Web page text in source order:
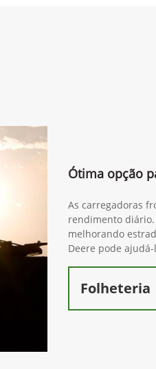
Ótima opção
As carregadoras
rendimento
melhorando
Deere pode
Folheteria